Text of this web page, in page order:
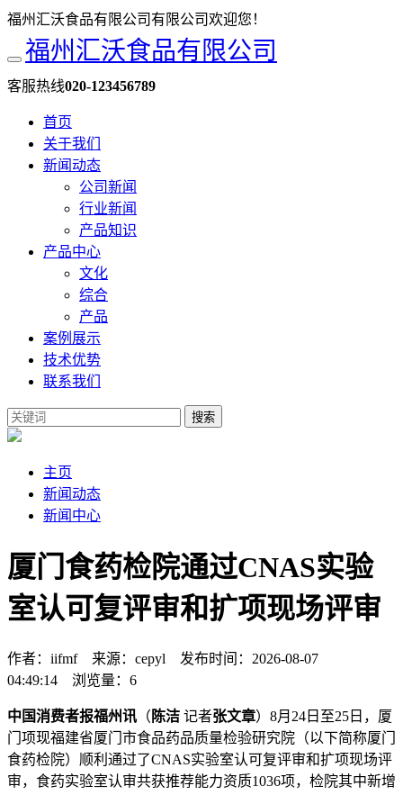
福州汇沃食品有限公司有限公司欢迎您！
福州汇沃食品有限公司
客服热线020-123456789
首页
关于我们
新闻动态
公司新闻
行业新闻
产品知识
产品中心
文化
综合
产品
案例展示
技术优势
联系我们
搜索
主页
新闻动态
新闻中心
厦门食药检院通过CNAS实验
室认可复评审和扩项现场评审
作者：iifmf 来源：cepyl 发布时间：2026-08-07
04:49:14 浏览量：6
中国消费者报福州讯 （ 陈洁 记者张文章）8月24日至25日，厦
门项现福建省厦门市食品药品质量检验研究院（以下简称厦门
食药检院）顺利通过了CNAS实验室认可复评审和扩项现场评
审，食药实验室认审共获推荐能力资质1036项，检院其中新增